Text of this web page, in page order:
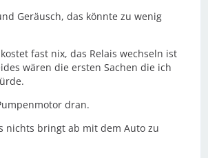
Geräusch, das könnte zu wenig
fast nix, das Relais wechseln ist
wären die ersten Sachen die ich
dran.
nichts bringt ab mit dem Auto zu